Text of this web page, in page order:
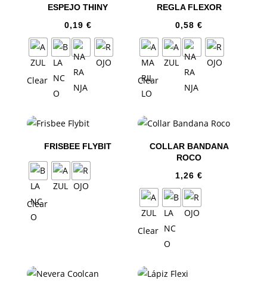
ESPEJO THINY
0,19 €
Clear
REGLA FLEXOR
0,58€
Clear
FRISBEE FLYBIT
Clear
COLLAR BANDANA
ROCO
1,26€
Clear